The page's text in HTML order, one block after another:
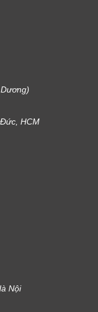
HCM
Nội